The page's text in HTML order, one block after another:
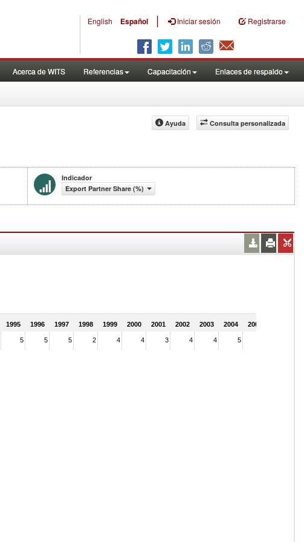
English Español | Iniciar sesión Registrarse
Acerca de WITS Referencias Capacitación Enlaces de respaldo
Consulta personalizada
Ayuda
Indicador
Export Partner Share (%)
1995 1996 1997 1998 1999 2000 2001 2002 2003 2004 2005
5 5 5 2 4 4 3 4 4 5